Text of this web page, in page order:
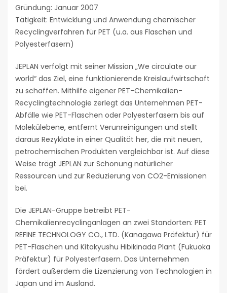
Gründung: Januar 2007
Tätigkeit: Entwicklung und Anwendung chemischer
Recyclingverfahren für PET (u.a. aus Flaschen und
Polyesterfasern)
JEPLAN verfolgt mit seiner Mission „We circulate our
world“ das Ziel, eine funktionierende Kreislaufwirtschaft
zu schaffen. Mithilfe eigener PET-Chemikalien-
Recyclingtechnologie zerlegt das Unternehmen PET-
Abfälle wie PET-Flaschen oder Polyesterfasern bis auf
Molekülebene, entfernt Verunreinigungen und stellt
daraus Rezyklate in einer Qualität her, die mit neuen,
petrochemischen Produkten vergleichbar ist. Auf diese
Weise trägt JEPLAN zur Schonung natürlicher
Ressourcen und zur Reduzierung von CO2-Emissionen
bei.
Die JEPLAN-Gruppe betreibt PET-
Chemikalienrecyclinganlagen an zwei Standorten: PET
REFINE TECHNOLOGY CO., LTD. (Kanagawa Präfektur) für
PET-Flaschen und Kitakyushu Hibikinada Plant (Fukuoka
Präfektur) für Polyesterfasern. Das Unternehmen
fördert außerdem die Lizenzierung von Technologien in
Japan und im Ausland.